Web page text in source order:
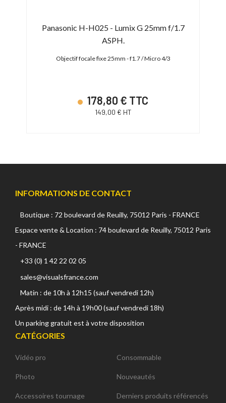
Panasonic H-H025 - Lumix G 25mm f/1.7
ASPH.
Objectif focale fixe 25mm - f1.7 / Micro 4/3
178,80 € TTC
149,00 € HT
INFORMATIONS DE CONTACT
Boutique : 72 boulevard de Reuilly, 75012 Paris - FRANCE
Espace vente & Location : 74 boulevard de Reuilly, 75012 Paris
- FRANCE
+33 (0) 1 42 22 02 05
sales@visualsfrance.com
Matin : de 10h à 12h15 (sauf vendredi 12h)
Après midi : de 14h à 19h00 (sauf vendredi 18h)
Un parking gratuit est à votre disposition
CATÉGORIES
Vidéo pro
Photo
Accessoires tournage
Consommable
Nouveautés
Derniers produits référencés